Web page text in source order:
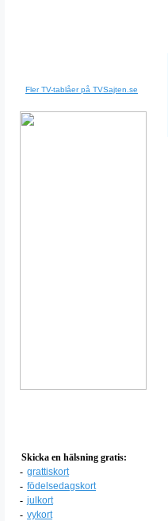
Fler TV-tablåer på TVSajten.se
Skicka en hälsning gratis:
- grattiskort
- födelsedagskort
- julkort
- vykort